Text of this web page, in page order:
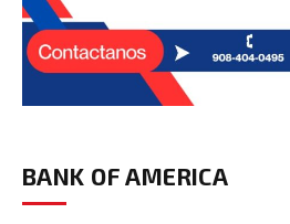
BANK OF AMERICA